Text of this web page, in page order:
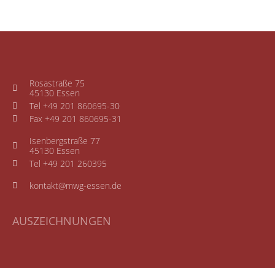
Rosastraße 75
45130 Essen
Tel +49 201 860695-30
Fax +49 201 860695-31
Isenbergstraße 77
45130 Essen
Tel +49 201 260395
kontakt@mwg-essen.de
AUSZEICHNUNGEN